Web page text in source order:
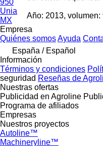
Unia
MX
Año: 2013, volumen:
Empresa
Quiénes somosAyuda
España / Español
Información
Términos y condiciones
seguridad Reseñas de
Nuestras ofertas
Publicidad en Agroline
Programa de afiliados
Empresas
Nuestros proyectos
Autoline™
Machineryline™